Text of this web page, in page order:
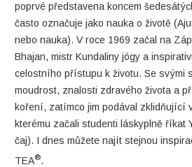
poprvé představena koncem
často označuje jako nauka o životě
nebo nauka). V roce 1969 začal na
Bhajan, mistr Kundaliny jógy a
celostního přístupu k životu. Se svými
moudrost, znalosti zdravého života a
koření, zatímco jim podával zklidňující
kterému začali studenti láskyplně říkat
čaj). I dnes můžete najít stejnou
TEA®.